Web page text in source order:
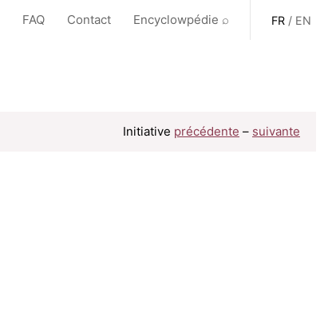
FAQ Contact Encyclowpédie ⌕ FR / EN
Initiative précédente – suivante